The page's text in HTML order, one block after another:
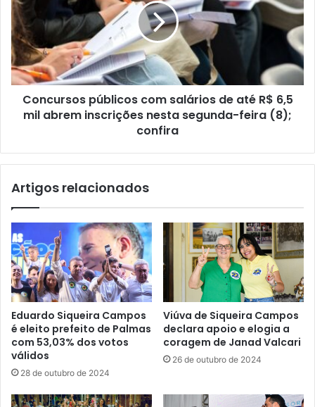
Concursos públicos com salários de até R$ 6,5
mil abrem inscrições nesta segunda-feira (8);
confira
Artigos relacionados
Eduardo Siqueira Campos
é eleito prefeito de Palmas
com 53,03% dos votos
válidos
28 de outubro de 2024
Viúva de Siqueira Campos
declara apoio e elogia a
coragem de Janad Valcari
26 de outubro de 2024